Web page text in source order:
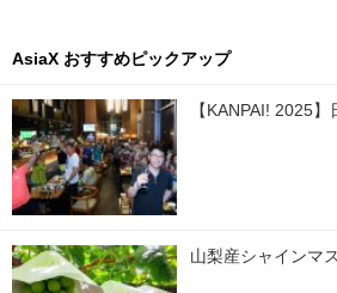
AsiaX おすすめピックアップ
【KANPAI! 2025】
山梨産シャインマ